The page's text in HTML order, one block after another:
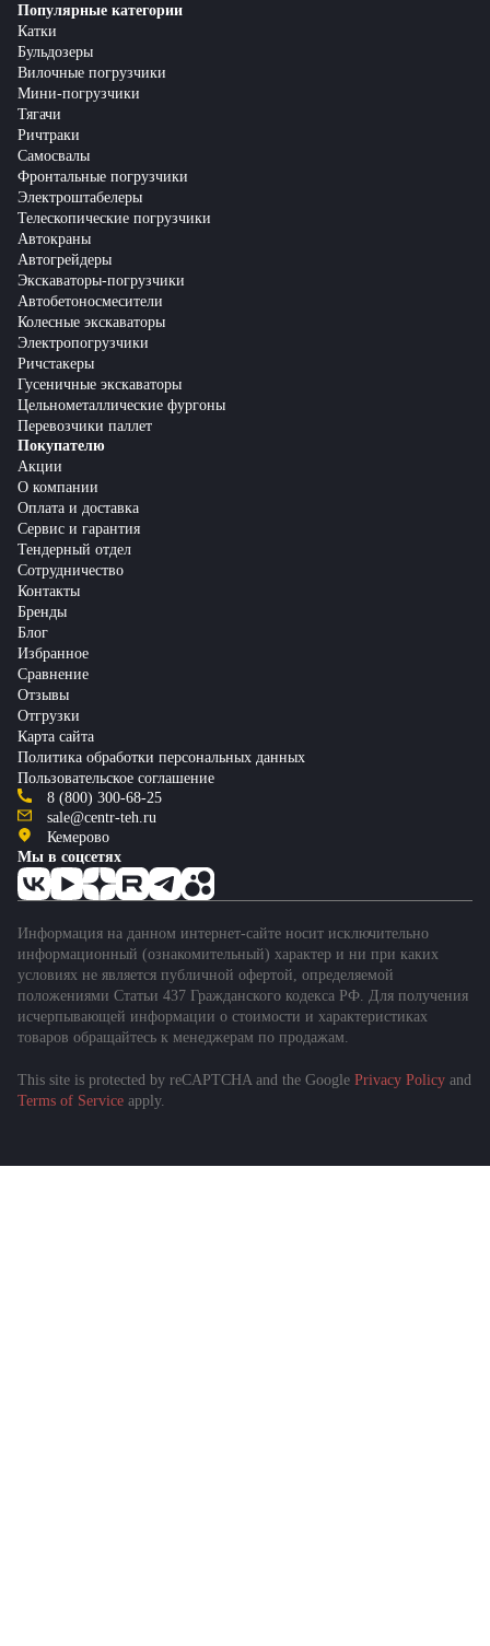
Популярные категории
Катки
Бульдозеры
Вилочные погрузчики
Мини-погрузчики
Тягачи
Ричтраки
Самосвалы
Фронтальные погрузчики
Электроштабелеры
Телескопические погрузчики
Автокраны
Автогрейдеры
Экскаваторы-погрузчики
Автобетоносмесители
Колесные экскаваторы
Электропогрузчики
Ричстакеры
Гусеничные экскаваторы
Цельнометаллические фургоны
Перевозчики паллет
Покупателю
Акции
О компании
Оплата и доставка
Сервис и гарантия
Тендерный отдел
Сотрудничество
Контакты
Бренды
Блог
Избранное
Сравнение
Отзывы
Отгрузки
Карта сайта
Политика обработки персональных данных
Пользовательское соглашение
8 (800) 300-68-25
sale@centr-teh.ru
Кемерово
Мы в соцсетях
Информация на данном интернет-сайте носит исключительно
информационный (ознакомительный) характер и ни при каких
условиях не является публичной офертой, определяемой
положениями Статьи 437 Гражданского кодекса РФ. Для получения
исчерпывающей информации о стоимости и характеристиках
товаров обращайтесь к менеджерам по продажам.
This site is protected by reCAPTCHA and the Google Privacy Policy and
Terms of Service apply.
Подобрать спецтехнику
за 1 минуту